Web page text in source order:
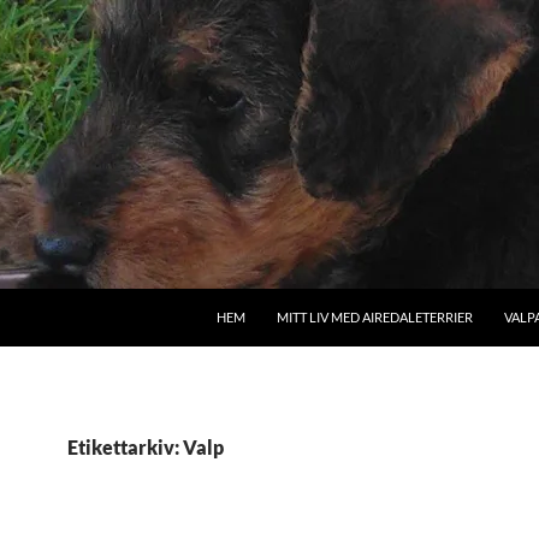
HEM MITT LIV MED AIREDALETERRIER
Etikettarkiv: Valp